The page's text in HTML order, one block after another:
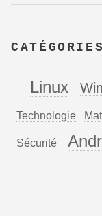
Linux
Technologie
Sécurité